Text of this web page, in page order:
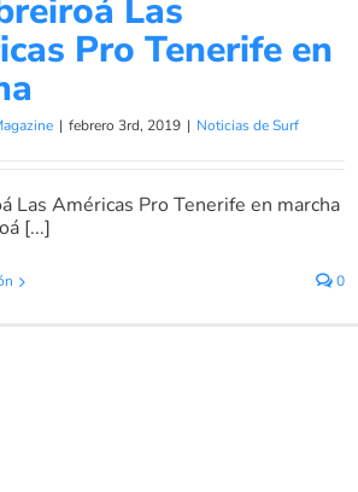
Las
Pro Tenerife en
| febrero 3rd, 2019 | Noticias de Surf
Las Américas Pro Tenerife en marcha
[...]
0